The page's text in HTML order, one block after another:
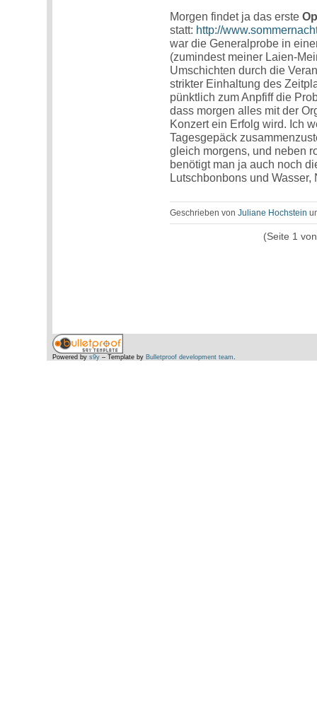
Morgen findet ja das erste
statt: http://
war die Generalprobe in
(zumindest meiner Laien-
Umschichten durch die
strikter Einhaltung des
pünktlich zum Anpfiff die
dass morgen alles mit der
Konzert ein Erfolg wird. Ich
Tagesgepäck
gleich morgens, und neben
benötigt man ja auch noch
Lutschbonbons und Wasser,
Geschrieben vonJuliane Hochstein
(Seite 1
Powered by s9y– Template by Bulletproof development team.